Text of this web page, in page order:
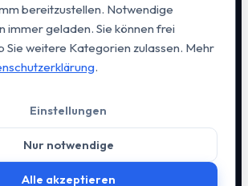
14, D-95444 Bayreuth |
bereitzustellen. Notwendige
immer geladen. Sie können frei
Sie weitere Kategorien zulassen. Mehr
.
Einstellungen
Nur notwendige
Alle akzeptieren